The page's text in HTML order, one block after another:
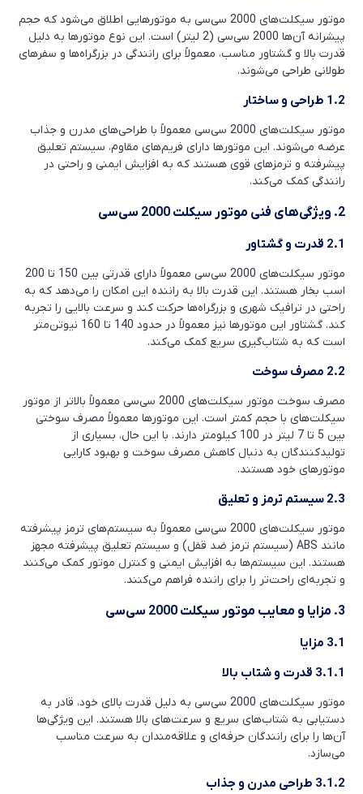
موتور سیکلت‌های 2000 سی‌سی به موتورهایی اطلاق می‌شود که حجم
پیشرانه آن‌ها 2000 سی‌سی (2 لیتر) است. این نوع موتورها به دلیل
قدرت بالا و گشتاور مناسب، معمولاً برای رانندگی در بزرگراه‌ها و سفرهای
طولانی طراحی می‌شوند.
1.2 طراحی و ساختار
موتور سیکلت‌های 2000 سی‌سی معمولاً با طراحی‌های مدرن و جذاب
عرضه می‌شوند. این موتورها دارای فریم‌های مقاوم، سیستم تعلیق
پیشرفته و ترمزهای قوی هستند که به افزایش ایمنی و راحتی در
رانندگی کمک می‌کند.
2. ویژگی‌های فنی موتور سیکلت 2000 سی‌سی
2.1 قدرت و گشتاور
موتور سیکلت‌های 2000 سی‌سی معمولاً دارای قدرتی بین 150 تا 200
اسب بخار هستند. این قدرت بالا به راننده این امکان را می‌دهد که به
راحتی در ترافیک شهری و بزرگراه‌ها حرکت کند و سرعت بالایی را تجربه
کند. گشتاور این موتورها نیز معمولاً در حدود 140 تا 160 نیوتن‌متر
است که به شتاب‌گیری سریع کمک می‌کند.
2.2 مصرف سوخت
مصرف سوخت موتور سیکلت‌های 2000 سی‌سی معمولاً بالاتر از موتور
سیکلت‌های با حجم کمتر است. این موتورها معمولاً مصرف سوختی
بین 5 تا 7 لیتر در 100 کیلومتر دارند. با این حال، بسیاری از
تولیدکنندگان به دنبال کاهش مصرف سوخت و بهبود کارایی
موتورهای خود هستند.
2.3 سیستم ترمز و تعلیق
موتور سیکلت‌های 2000 سی‌سی معمولاً به سیستم‌های ترمز پیشرفته
مانند ABS (سیستم ترمز ضد قفل) و سیستم تعلیق پیشرفته مجهز
هستند. این سیستم‌ها به افزایش ایمنی و کنترل موتور کمک می‌کنند
و تجربه‌ای راحت‌تر را برای راننده فراهم می‌کنند.
3. مزایا و معایب موتور سیکلت 2000 سی‌سی
3.1 مزایا
3.1.1 قدرت و شتاب بالا
موتور سیکلت‌های 2000 سی‌سی به دلیل قدرت بالای خود، قادر به
دستیابی به شتاب‌های سریع و سرعت‌های بالا هستند. این ویژگی‌ها
آن‌ها را برای رانندگان حرفه‌ای و علاقه‌مندان به سرعت مناسب
می‌سازد.
3.1.2 طراحی مدرن و جذاب